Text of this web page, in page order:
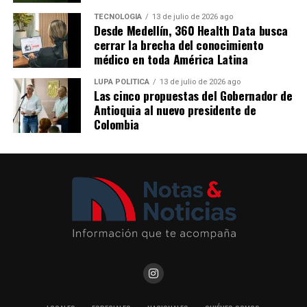
Nota patrocinada
Más información en
https://www.concejodemedellin.gov.co/
Comparte el artículo:
emisión de estos bonos reafirma la confianza del
mercado en el plan estratégico de crecimiento de la
empresa y en su liderazgo como referente de movilidad
sostenible en América Latina.
Comparte el artículo:
Me gusta esto:
TECNOLOGÍA 13 de julio de 2026 ago
Desde Medellín, 360 Health Data busca
cerrar la brecha del conocimiento
médico en toda América Latina
LUPA POLÍTICA 13 de julio de 2026 ago
Las cinco propuestas del Gobernador de
Antioquia al nuevo presidente de
Colombia